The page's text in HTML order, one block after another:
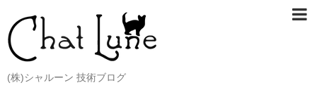
(株)シャルーン 技術ブログ